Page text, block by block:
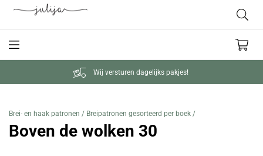
Wij versturen dagelijks pakjes!
Brei- en haak patronen / Breipatronen gesorteerd per boek /
Boven de wolken 30